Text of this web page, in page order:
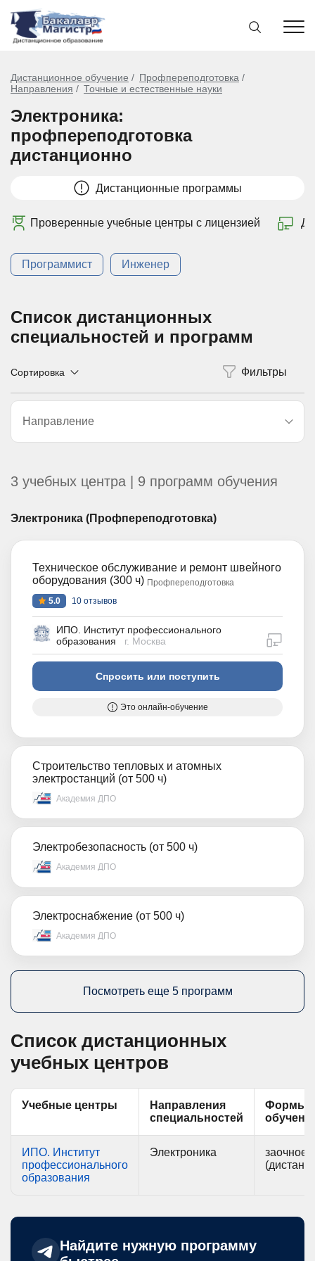
Дистанционное обучение
Профпереподготовка
Направления
Точные и естественные науки
Электроника:
профпереподготовка
дистанционно
Дистанционные программы
Проверенные учебные центры с лицензией
Программист Инженер
Список дистанционных
специальностей и программ
Направление
Сортировка
3 учебных центра | 9 программ обучения
Электроника (Профпереподготовка)
Техническое обслуживание и ремонт швейного
оборудования (300 ч) Профпереподготовка
5.0
10 отзывов
ИПО. Институт профессионального
образования
г. Москва
Спросить или поступить
Это онлайн-обучение
Строительство тепловых и атомных
электростанций (от 500 ч)
Академия ДПО
Электробезопасность (от 500 ч)
Академия ДПО
Электроснабжение (от 500 ч)
Академия ДПО
Посмотреть еще 5 программ
Список дистанционных
учебных центров
Учебные центры
Направления
специальностей
Формы
ИПО. Институт
профессионального
образования
Электроника
заочное
Найдите нужную программу